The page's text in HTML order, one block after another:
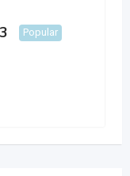
Popular